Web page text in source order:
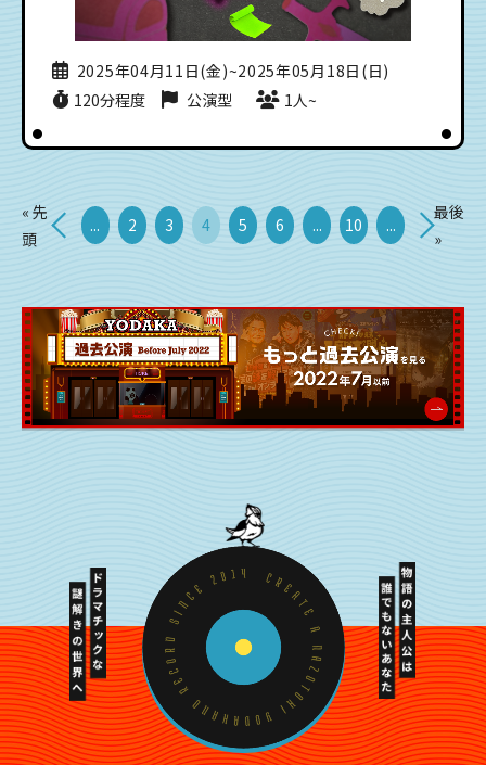
2025年04月11日(金)~2025年05月18日(日)
120分程度
公演型 1人~
« 先
頭
... 2 3 4 5 6 ... 10 ...
最後
»